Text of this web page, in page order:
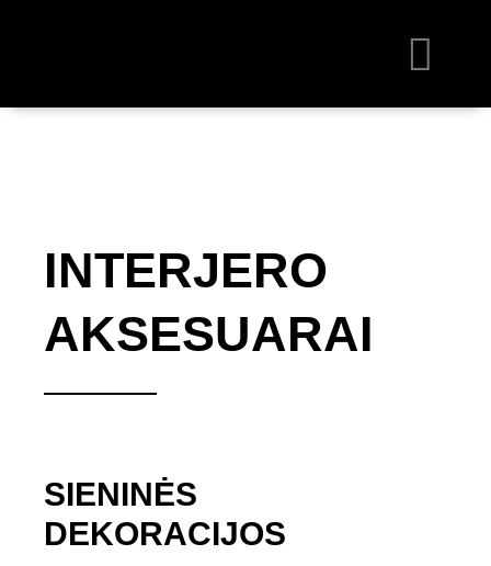
INTERJERO
AKSESUARAI
SIENINĖS
DEKORACIJOS